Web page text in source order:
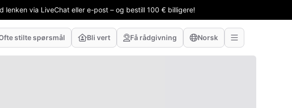
lenken via LiveChat eller e-post – og bestill 100 € billigere!
stilte spørsmål Bli vert Få rådgivning Norsk